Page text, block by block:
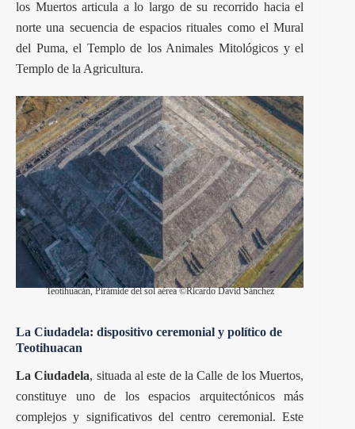
los Muertos articula a lo largo de su recorrido hacia el
norte una secuencia de espacios rituales como el Mural
del Puma, el Templo de los Animales Mitológicos y el
Templo de la Agricultura.
Teotihuacán, Pirámide del sol aérea ©Ricardo David Sánchez
La Ciudadela: dispositivo ceremonial y político de
Teotihuacan
La Ciudadela, situada al este de la Calle de los Muertos,
constituye uno de los espacios arquitectónicos más
complejos y significativos del centro ceremonial. Este